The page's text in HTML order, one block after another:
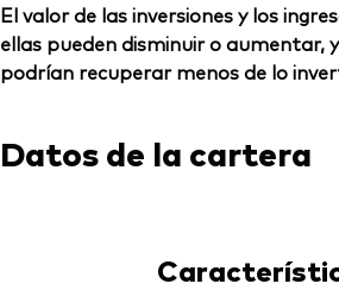
El valor de las inversiones y los
ellas pueden disminuir o aumentar,
podrían recuperar menos de lo
Datos de la cartera